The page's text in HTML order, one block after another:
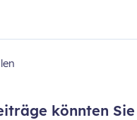
könnten